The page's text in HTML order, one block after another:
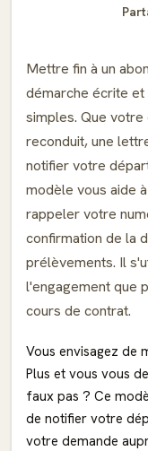
Mettre fin à un
démarche écrite
simples. Que
reconduit, une
notifier votre
modèle vous aide
rappeler votre
confirmation de la
prélèvements. Il
l'engagement que
cours de contrat.
Vous envisagez de
Plus et vous vous
faux pas ? Ce
de notifier votre
votre demande